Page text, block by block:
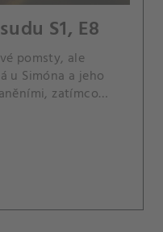
S1, E8
pomsty, ale
u Simóna a jeho
zatímco